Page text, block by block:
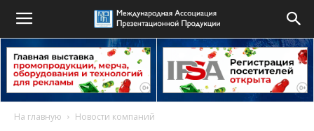
На главную Новости компаний